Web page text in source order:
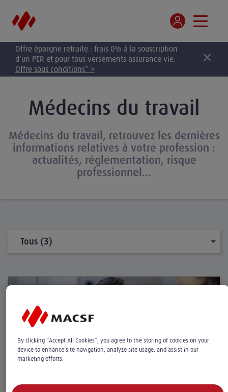
Offre épargne retraite : frais 0% à la souscription
d'un PER et pour tous versements assurance vie.
Offre sous conditions* >
Médecins du travail
Médecins du travail, retrouvez les dernières
informations relatives à votre profession :
actualités, réglementation, risque
professionnel...
Tous (3)
Le 18.06.2026
By clicking “Accept All Cookies”, you agree to the storing of cookies on your
device to enhance site navigation, analyze site usage, and assist in our
marketing efforts.